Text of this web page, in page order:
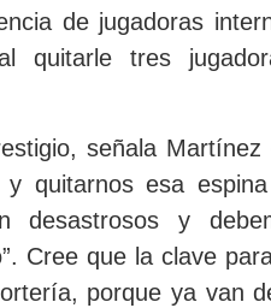
de jugadoras
quitarle tres
señala Martínez
y quitarnos esa
desastrosos y
Cree que la clave
porque ya van